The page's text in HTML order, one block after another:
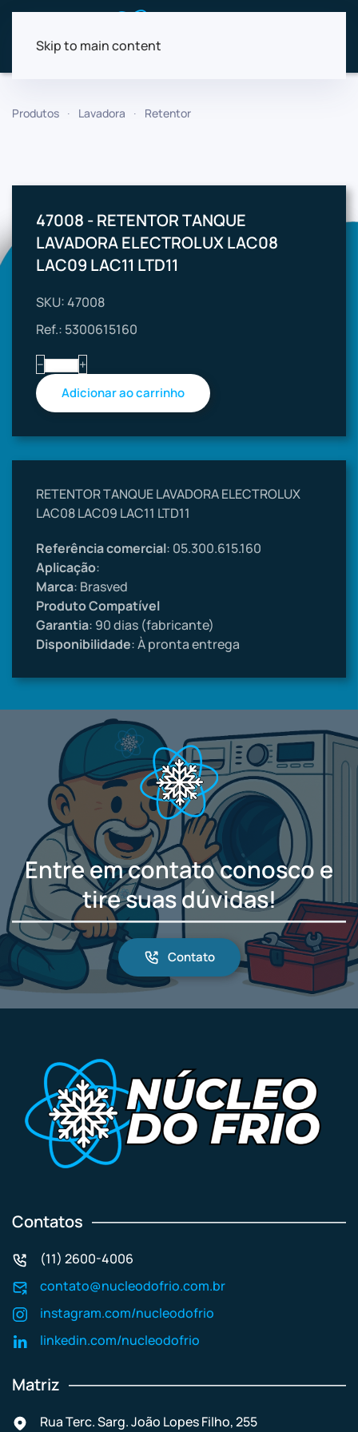
Skip to main content
Produtos Lavadora Retentor
47008 - RETENTOR TANQUE
LAVADORA ELECTROLUX LAC08
LAC09 LAC11 LTD11
SKU: 47008
Ref.: 5300615160
−
+
RETENTOR TANQUE LAVADORA ELECTROLUX
LAC08 LAC09 LAC11 LTD11
Referência comercial: 05.300.615.160
Aplicação:
Marca: Brasved
Produto Compatível
Garantia: 90 dias (fabricante)
Disponibilidade: À pronta entrega
Entre em contato conosco e
tire suas dúvidas!
Contato
Contatos
(11) 2600-4006
contato@nucleodofrio.com.br
instagram.com/nucleodofrio
linkedin.com/nucleodofrio
Matriz
Rua Terc. Sarg. João Lopes Filho, 255